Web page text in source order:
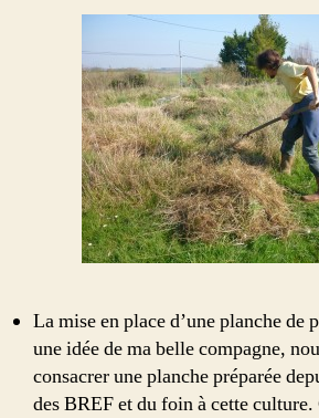
La mise en place d’une planche de
une idée de ma belle compagne,
consacrer une planche préparée
des BREF et du foin à cette culture.